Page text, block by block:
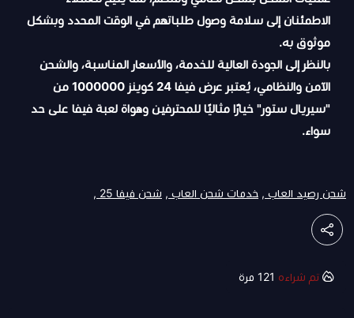
الاطمئنان إلى سلامة وصول طلباتهم في الوقت المحدد وبشكل
موثوق به.
بالنظر إلى الجودة العالية للخدمة، والأسعار المناسبة، والشحن
الآمن والنظامي، يُعتبر عرض فيفا 24 كوينز 1000000 من
"سيريال ستور" خيارًا مثاليًا للمحترفين وهواة لعبة فيفا على حد
سواء.
شحن رصيد العاب , خدمات شحن العاب , شحن فيفا 25 ,
تم شراءه 121 مرة